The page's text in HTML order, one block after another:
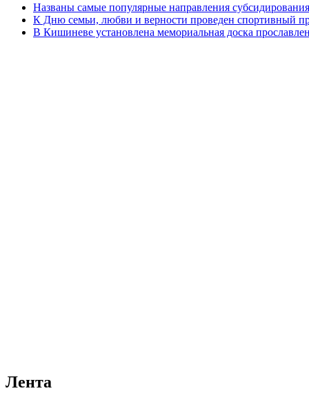
Названы самые популярные направления
К Дню семьи, любви и верности проведен спортивный
В Кишиневе установлена мемориальная доска
Лента